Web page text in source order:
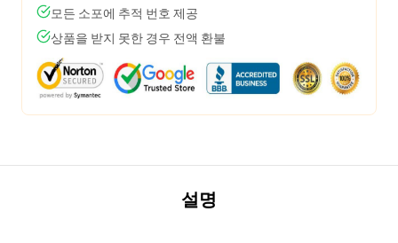
모든 소포에 추적 번호 제공
상품을 받지 못한 경우 전액 환불
설명